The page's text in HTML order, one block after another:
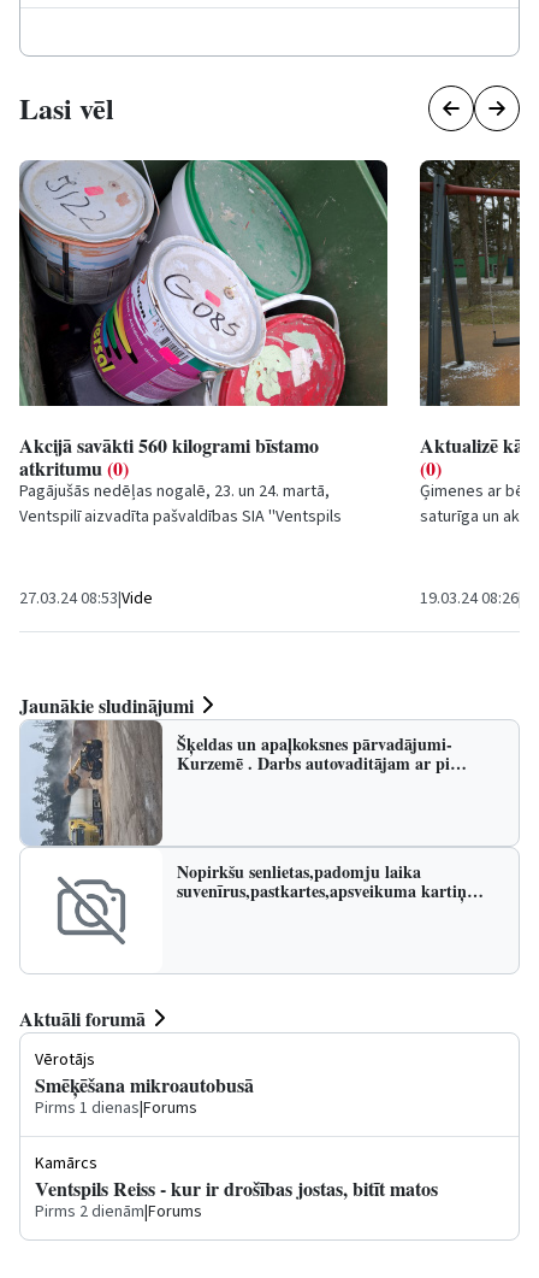
Lasi vēl
Akcijā savākti 560 kilogrami bīstamo
atkritumu(0)
Pagājušās nedēļas nogalē, 23. un 24. martā,
Ventspilī aizvadīta pašvaldības SIA ''Ventspils
27.03.24 08:53|Vide
Aktualizē
(0)
Ģimenes ar
saturīga un
19.03.24 08:26|
Jaunākie sludinājumi
Šķeldas un apaļkoksnes pārvadājumi-
Kurzemē . Darbs autovaditājam ar pi…
Nopirkšu senlietas,padomju laika
suvenīrus,pastkartes,apsveikuma kartiņ…
Aktuāli forumā
Vērotājs
Smēķēšana mikroautobusā
Pirms 1 dienas|Forums
Kamārcs
Ventspils Reiss - kur ir drošības jostas, bitīt matos
Pirms 2 dienām|Forums